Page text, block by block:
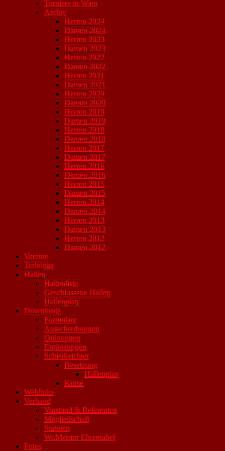
Turniere in Wien
Archiv
Herren 2024
Damen 2024
Herren 2023
Damen 2023
Herren 2022
Damen 2022
Herren 2021
Damen 2021
Herren 2020
Damen 2020
Herren 2019
Damen 2019
Herren 2018
Damen 2018
Herren 2017
Damen 2017
Herren 2016
Damen 2016
Herren 2015
Damen 2015
Herren 2014
Damen 2014
Herren 2013
Damen 2013
Herren 2012
Damen 2012
Vereine
Trainings
Hallen
Hallenliste
Geschlossene Hallen
Hallenplan
Downloads
Formulare
Ausschreibungen
Ordnungen
Ergänzungen
Schiedsrichter
Besetzung
Hallenplan
Kurse
Weblinks
Verband
Vorstand & Referenten
Mitgliedschaft
Statuten
Wr.Meister Ehrentabel
Fotos